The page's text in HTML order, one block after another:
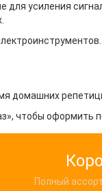
усиления
домашних
чтобы оформить
Полный